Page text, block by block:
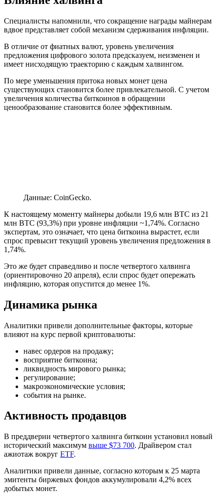
Специалисты напомнили, что сокращение награды майнерам
вдвое представляет собой механизм сдерживания инфляции.
В отличие от фиатных валют, уровень увеличения
предложения цифрового золота предсказуем, неизменен и
имеет нисходящую траекторию с каждым халвингом.
По мере уменьшения притока новых монет цена
существующих становится более привлекательной. С учетом
увеличения количества биткоинов в обращении
ценообразование становится более эффективным.
Данные: CoinGecko.
К настоящему моменту майнеры добыли 19,6 млн BTC из 21
млн BTC (93,3%) при уровне инфляции ~1,74%. Согласно
экспертам, это означает, что цена биткоина вырастет, если
спрос превысит текущий уровень увеличения предложения в
1,74%.
Это же будет справедливо и после четвертого халвинга
(ориентировочно 20 апреля), если спрос будет опережать
инфляцию, которая опустится до менее 1%.
Динамика рынка
Аналитики привели дополнительные факторы, которые
влияют на курс первой криптовалюты:
навес ордеров на продажу;
восприятие биткоина;
ликвидность мирового рынка;
регулирование;
макроэкономические условия;
события на рынке.
Активность продавцов
В преддверии четвертого халвинга биткоин установил новый
исторический максимум выше $73 700. Драйвером стал
ажиотаж вокруг ETF.
Аналитики привели данные, согласно которым к 25 марта
эмитенты биржевых фондов аккумулировали 4,2% всех
добытых монет.